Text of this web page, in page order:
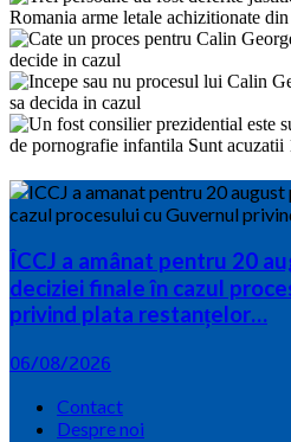
ÎCCJ a amânat pentru 20
deciziei finale în cazul
privind plata restanțelor…
06/08/2026
Contact
Despre noi